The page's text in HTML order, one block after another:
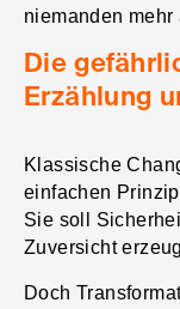
niemanden mehr
Die
Erzählung
Klassische
einfachen
Sie soll
Zuversicht
Doch